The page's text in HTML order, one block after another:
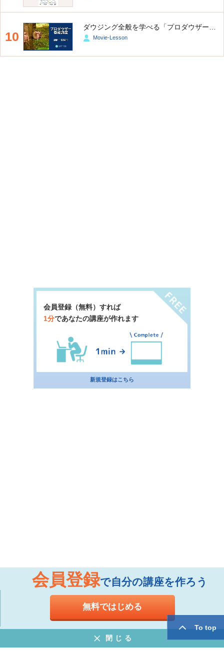
10 Movie-Lesson
会員登録（無料）すれば
1分であなたの講座が作れます
新規登録はこちら
To top
会員登録で自分の講座を作ろう
無料ではじめる
閉じる